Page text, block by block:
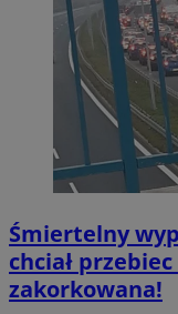
Śmiertelny
chciał
zakorkowana!